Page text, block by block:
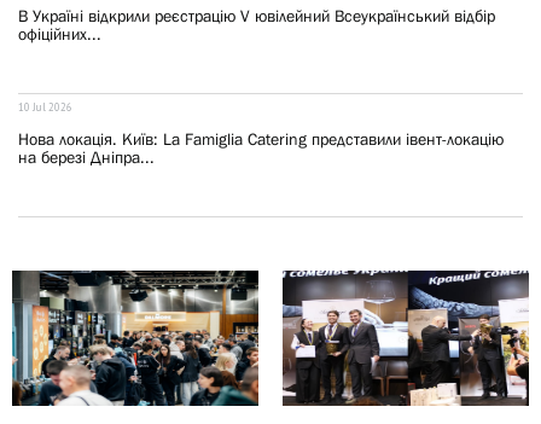
В Україні відкрили реєстрацію V ювілейний Всеукраїнський відбір
офіційних...
10 Jul 2026
Нова локація. Київ: La Famiglia Catering представили івент-локацію
на березі Дніпра...
ПАРТНЕРСЬКИЙ МАТЕРІАЛ